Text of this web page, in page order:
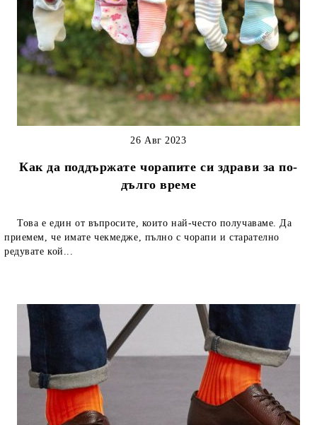
Как да поддържате чорапите си здрави за по-
дълго време
26 Авг 2023
Това е един от въпросите, които най-често получаваме. Да
приемем, че имате чекмедже, пълно с чорапи и старателно
редувате кой...